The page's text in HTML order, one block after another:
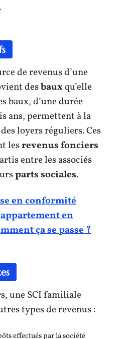
de revenus d’une
desbauxqu’elle
baux, d’une durée
ans, permettent à la
loyers réguliers. Ces
lesrevenus fonciers
entre les associés
parts sociales.
en conformité
en
ça se passe ?
une SCI familiale
types de revenus :
effectués par la société